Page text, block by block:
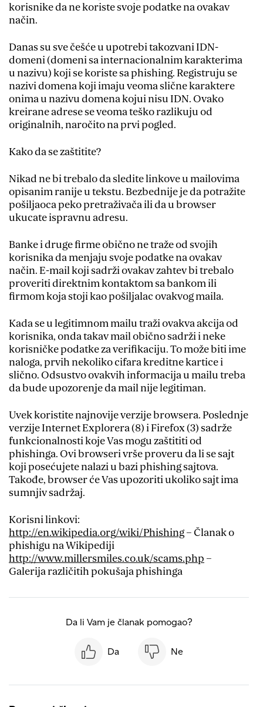
korisnike da ne koriste svoje podatke na ovakav
način.
Danas su sve češće u upotrebi takozvani IDN-
domeni (domeni sa internacionalnim karakterima
u nazivu) koji se koriste sa phishing. Registruju se
nazivi domena koji imaju veoma slične karaktere
onima u nazivu domena kojui nisu IDN. Ovako
kreirane adrese se veoma teško razlikuju od
originalnih, naročito na prvi pogled.
Kako da se zaštitite?
Nikad ne bi trebalo da sledite linkove u mailovima
opisanim ranije u tekstu. Bezbednije je da potražite
pošiljaoca peko pretraživača ili da u browser
ukucate ispravnu adresu.
Banke i druge firme obično ne traže od svojih
korisnika da menjaju svoje podatke na ovakav
način. E-mail koji sadrži ovakav zahtev bi trebalo
proveriti direktnim kontaktom sa bankom ili
firmom koja stoji kao pošiljalac ovakvog maila.
Kada se u legitimnom mailu traži ovakva akcija od
korisnika, onda takav mail obično sadrži i neke
korisničke podatke za verifikaciju. To može biti ime
naloga, prvih nekoliko cifara kreditne kartice i
slično. Odsustvo ovakvih informacija u mailu treba
da bude upozorenje da mail nije legitiman.
Uvek koristite najnovije verzije browsera. Poslednje
verzije Internet Explorera (8) i Firefox (3) sadrže
funkcionalnosti koje Vas mogu zaštititi od
phishinga. Ovi browseri vrše proveru da li se sajt
koji posećujete nalazi u bazi phishing sajtova.
Takođe, browser će Vas upozoriti ukoliko sajt ima
sumnjiv sadržaj.
Korisni linkovi:
http://en.wikipedia.org/wiki/Phishing– Članak o
phishigu na Wikipediji
http://www.millersmiles.co.uk/scams.php –
Galerija različitih pokušaja phishinga
Da li Vam je članak pomogao?
Da Ne